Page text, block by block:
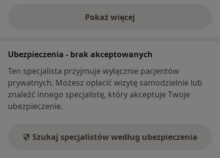
Pokaż więcej
o adresie
Ubezpieczenia - brak akceptowanych
Ten specjalista przyjmuje wyłącznie pacjentów
prywatnych. Możesz opłacić wizytę samodzielnie lub
znaleźć innego specjalistę, który akceptuje Twoje
ubezpieczenie.
Szukaj specjalistów według ubezpieczenia